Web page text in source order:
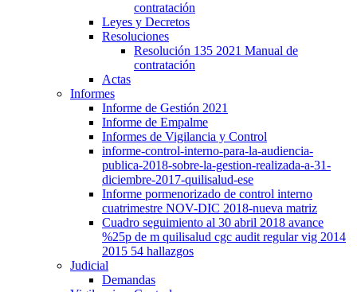
contratación
Leyes y Decretos
Resoluciones
Resolución 135 2021 Manual de
contratación
Actas
Informes
Informe de Gestión 2021
Informe de Empalme
Informes de Vigilancia y Control
informe-control-interno-para-la-audiencia-
publica-2018-sobre-la-gestion-realizada-a-31-
diciembre-2017-quilisalud-ese
Informe pormenorizado de control interno
cuatrimestre NOV-DIC 2018-nueva matriz
Cuadro seguimiento al 30 abril 2018 avance
%25p de m quilisalud cgc audit regular vig 2014
2015 54 hallazgos
Judicial
Demandas